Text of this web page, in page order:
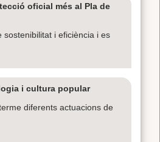
oficial més al Pla de
i eficiència i es
i cultura popular
diferents actuacions de